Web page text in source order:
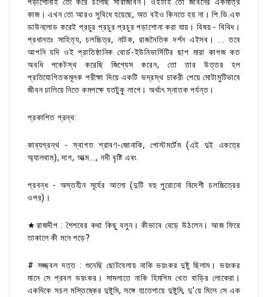
কাজ। এখন তো আরও সুবিধে হয়েছে, অত বইও কিনতে হয় না। পি.ডি.এফ
ডাউনলোড করেই প্রচুর প্রচুর প্রচুর পড়াশোনা করা যায়। বিষয় - বিবিধ।
প্রধানতঃ সাহিত্য, চলচ্চিত্র, নাটক, রাজনৈতিক দর্শন এইসব। ... তবে
আপনি যদি ওই প্রাতিষ্ঠানিক বোর্ড-ইউনিভার্সিটির ছাপ মারা কাগজ কত
অবধি পকেটস্থ করেছি জিগ্যেস করেন, তো তার উত্তর হল
প্রতিযোগিতকমূলক পরীক্ষা দিয়ে একটি ভদ্রস্থ চাকরী পেয়ে মোটামুটিভাবে
জীবন চালিয়ে নিতে কমপক্ষে যতটুকু লাগে। অর্থাৎ স্নাতক পর্যন্ত।
প্রকাশিত গ্রন্থ:
কাব্যগ্রন্থ - স্বাগত শ্রাবণ-জোনাকি, পোস্টমর্টেম (এই দুই একত্রে
অ্যালবাম), দাগ, আত্ম..., নদী বৃষ্টি এবং
প্রবন্ধ - অস্তহীন সূর্যের আলো (দুটি বহু পুরোনো বিদেশী চলচ্চিত্রের
ওপর)।
★রাজদীপ : শৈশবের কথা কিছু বলুন। কীভাবে বেড়ে উঠলেন। আজ ফিরে
তাকালে কী মনে পড়ে?
# সজ্জ্বল দত্ত : শুনেছি ছোটবেলায় নাকি ভয়ংকর দুষ্টু ছিলাম। ভয়ংকর
মানে সে প্রবল ভয়ংকর। সামলাতে নাকি হিমশিম খেত বাড়ির লোকেরা।
একদিকে সচল মস্তিষ্কের দুষ্টুমি, সঙ্গে হাতেপায়ে দুষ্টুমি, দু'য়ে মিলে সে এক